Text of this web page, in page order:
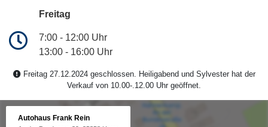
Freitag
7:00 - 12:00 Uhr
13:00 - 16:00 Uhr
Freitag 27.12.2024 geschlossen. Heiligabend und Sylvester hat der
Verkauf von 10.00-.12.00 Uhr geöffnet.
Autohaus Frank Rein